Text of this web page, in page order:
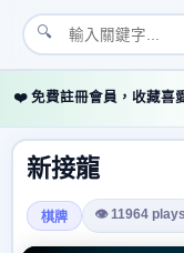
🔍
❤️ 免費註冊會員，收藏喜
新接龍
棋牌 👁 11964 plays